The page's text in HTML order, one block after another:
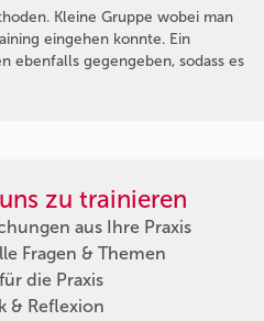
Kleine Gruppe wobei man
eingehen konnte. Ein
ebenfalls gegengeben, sodass es
zu trainieren
aus Ihre Praxis
Fragen & Themen
die Praxis
& Reflexion